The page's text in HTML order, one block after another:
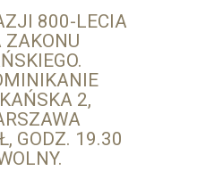
800-LECIA
ZAKONU
2,
GODZ. 19.30